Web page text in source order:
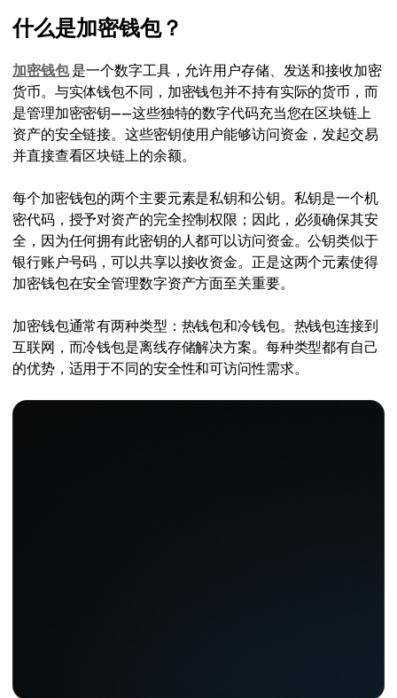
什么是加密钱包？
加密钱包是一个数字工具，允许用户存储、发送和接收加密
货币。与实体钱包不同，加密钱包并不持有实际的货币，而
是管理加密密钥——这些独特的数字代码充当您在区块链上
资产的安全链接。这些密钥使用户能够访问资金，发起交易
并直接查看区块链上的余额。
每个加密钱包的两个主要元素是私钥和公钥。私钥是一个机
密代码，授予对资产的完全控制权限；因此，必须确保其安
全，因为任何拥有此密钥的人都可以访问资金。公钥类似于
银行账户号码，可以共享以接收资金。正是这两个元素使得
加密钱包在安全管理数字资产方面至关重要。
加密钱包通常有两种类型：热钱包和冷钱包。热钱包连接到
互联网，而冷钱包是离线存储解决方案。每种类型都有自己
的优势，适用于不同的安全性和可访问性需求。